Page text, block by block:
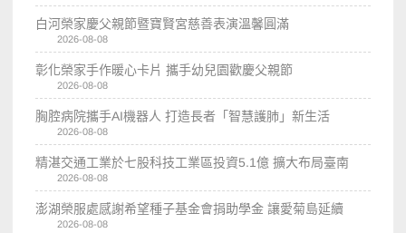
白河榮家慶父親節暨寶賢宮慈善表演溫馨圓滿
2026-08-08
彰化榮家手作暖心卡片 攜手幼兒園歡慶父親節
2026-08-08
胸腔病院攜手AI機器人 打造長者「智慧護肺」新生活
2026-08-08
精湛交通工業於七股科技工業區投資5.1億 擴大布局臺南
2026-08-08
澎湖榮服處感謝希望種子基金會捐助學金 讓愛菊島延續
2026-08-08